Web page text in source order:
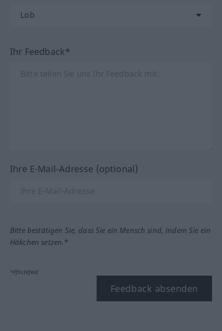
Ihr Feedback*
Ihre E-Mail-Adresse (optional)
Bitte bestätigen Sie, dass Sie ein Mensch sind, indem Sie ein
Häkchen setzen.*
*Pflichtfeld
Feedback absenden